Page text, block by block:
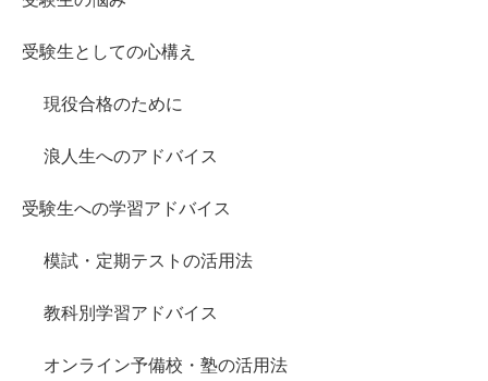
受験生としての心構え
現役合格のために
浪人生へのアドバイス
受験生への学習アドバイス
模試・定期テストの活用法
教科別学習アドバイス
オンライン予備校・塾の活用法